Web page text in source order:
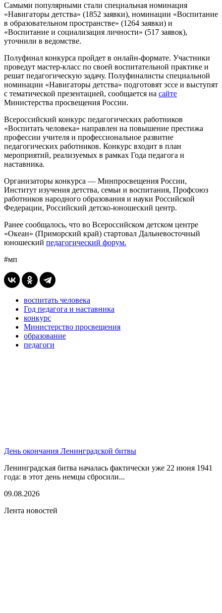
Самыми популярными стали специальная номинация
«Навигаторы детства» (1852 заявки), номинации «Воспитание
в образовательном пространстве» (1264 заявки) и
«Воспитание и социализация личности» (517 заявок),
уточнили в ведомстве.
Полуфинал конкурса пройдет в онлайн-формате. Участники
проведут мастер-класс по своей воспитательной практике и
решат педагогическую задачу. Полуфиналисты специальной
номинации «Навигаторы детства» подготовят эссе и выступят
с тематической презентацией, сообщается на сайте
Министерства просвещения России.
Всероссийский конкурс педагогических работников
«Воспитать человека» направлен на повышение престижа
профессии учителя и профессиональное развитие
педагогических работников. Конкурс входит в план
мероприятий, реализуемых в рамках Года педагога и
наставника.
Организаторы конкурса — Минпросвещения России,
Институт изучения детства, семьи и воспитания, Профсоюз
работников народного образования и науки Российской
Федерации, Российский детско-юношеский центр.
Ранее сообщалось, что во Всероссийском детском центре
«Океан» (Приморский край) стартовал Дальневосточный
юношеский педагогический форум.
#мп
воспитать человека
Год педагога и наставника
конкурс
Министерство просвещения
образование
педагоги
День окончания Ленинградской битвы
Ленинградская битва началась фактически уже 22 июня 1941
года: в этот день немцы сбросили...
09.08.2026
Лента новостей